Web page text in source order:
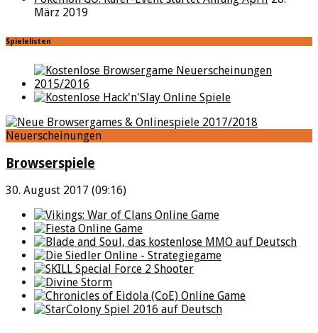
März 2019
Spielelisten
Neuerscheinungen
Browserspiele
30. August 2017 (09:16)